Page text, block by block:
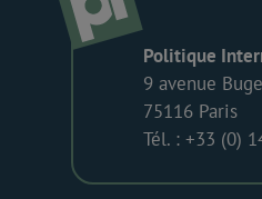
Politique
9 avenue
75116 Paris
Tél. : +33 (0)